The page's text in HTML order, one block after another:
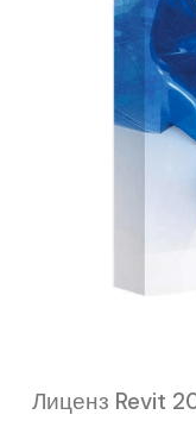
Лиценз Revit